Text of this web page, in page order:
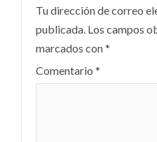
Tu dirección de correo
publicada. Los campos
marcados con*
Comentario *